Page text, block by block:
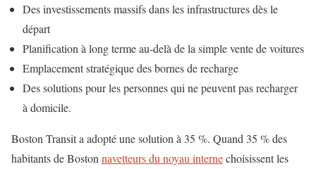
Des investissements massifs dans les infrastructures dès le
départ
Planification à long terme au-delà de la simple vente de voitures
Emplacement stratégique des bornes de recharge
Des solutions pour les personnes qui ne peuvent pas recharger
à domicile.
Boston Transit a adopté une solution à 35 %. Quand 35 % des
habitants de Boston navetteurs du noyau internechoisissent les